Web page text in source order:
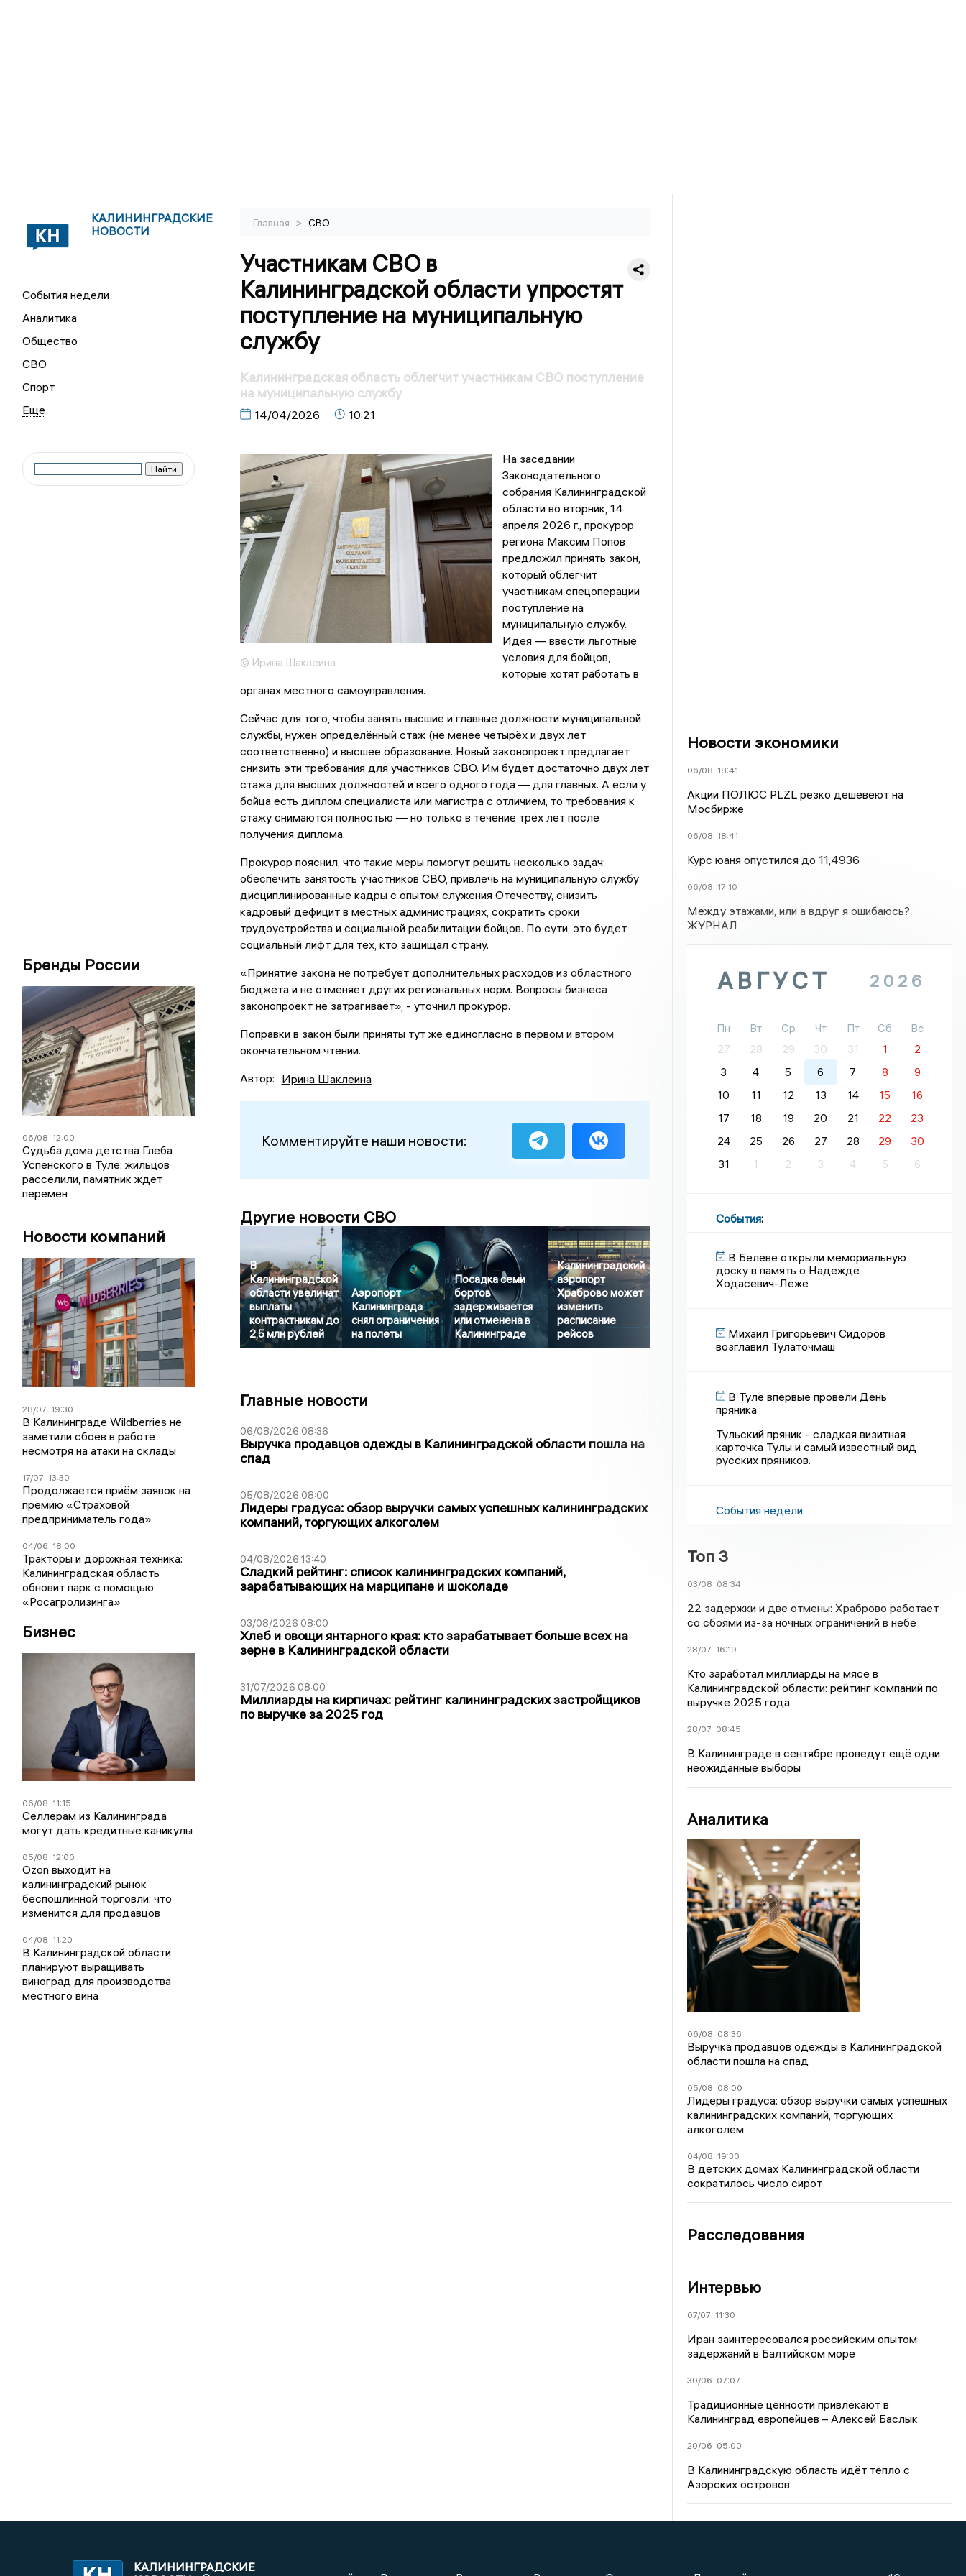
КАЛИНИНГРАДСКИЕ
НОВОСТИ
События недели
Аналитика
Общество
СВО
Спорт
Бренды России
06/08 12:00
Судьба дома детства Глеба
Успенского в Туле: жильцов
расселили, памятник ждет
перемен
Новости компаний
28/07 19:30
В Калининграде Wildberries не
заметили сбоев в работе
несмотря на атаки на склады
17/07 13:30
Продолжается приём заявок на
премию «Страховой
предприниматель года»
04/06 18:00
Тракторы и дорожная техника:
Калининградская область
обновит парк с помощью
«Росагролизинга»
Бизнес
06/08 11:15
Селлерам из Калининграда
могут дать кредитные каникулы
05/08 12:00
Ozon выходит на
калининградский рынок
беспошлинной торговли: что
изменится для продавцов
04/08 11:20
В Калининградской области
планируют выращивать
виноград для производства
местного вина
Главная > СВО
Участникам СВО в
Калининградской области упростят
поступление на муниципальную
службу
Калининградская область облегчит участникам СВО поступление
на муниципальную службу
14/04/2026 10:21
© Ирина Шаклеина
На заседании
Законодательного
собрания Калининградской
области во вторник, 14
апреля 2026 г., прокурор
региона Максим Попов
предложил принять закон,
который облегчит
участникам спецоперации
поступление на
муниципальную службу.
Идея — ввести льготные
условия для бойцов,
которые хотят работать в
органах местного самоуправления.
Сейчас для того, чтобы занять высшие и главные должности муниципальной
службы, нужен определённый стаж (не менее четырёх и двух лет
соответственно) и высшее образование. Новый законопроект предлагает
снизить эти требования для участников СВО. Им будет достаточно двух лет
стажа для высших должностей и всего одного года — для главных. А если у
бойца есть диплом специалиста или магистра с отличием, то требования к
стажу снимаются полностью — но только в течение трёх лет после
получения диплома.
Прокурор пояснил, что такие меры помогут решить несколько задач:
обеспечить занятость участников СВО, привлечь на муниципальную службу
дисциплинированные кадры с опытом служения Отечеству, снизить
кадровый дефицит в местных администрациях, сократить сроки
трудоустройства и социальной реабилитации бойцов. По сути, это будет
социальный лифт для тех, кто защищал страну.
«Принятие закона не потребует дополнительных расходов из областного
бюджета и не отменяет других региональных норм. Вопросы бизнеса
законопроект не затрагивает», - уточнил прокурор.
Поправки в закон были приняты тут же единогласно в первом и втором
окончательном чтении.
Автор: Ирина Шаклеина
Комментируйте наши новости:
Другие новости СВО
В
Калининградской
области увеличат
выплаты
контрактникам до
2,5 млн рублей
Аэропорт
Калининграда
снял ограничения
на полёты
Посадка семи
бортов
задерживается
или отменена в
Калининграде
Калининградский
аэропорт
Храброво может
изменить
расписание
рейсов
Главные новости
06/08/2026 08:36
Выручка продавцов одежды в Калининградской области пошла на
спад
05/08/2026 08:00
Лидеры градуса: обзор выручки самых успешных калининградских
компаний, торгующих алкоголем
04/08/2026 13:40
Сладкий рейтинг: список калининградских компаний,
зарабатывающих на марципане и шоколаде
03/08/2026 08:00
Хлеб и овощи янтарного края: кто зарабатывает больше всех на
зерне в Калининградской области
31/07/2026 08:00
Миллиарды на кирпичах: рейтинг калининградских застройщиков
по выручке за 2025 год
Новости экономики
06/08 18:41
Акции ПОЛЮС PLZL резко дешевеют на
Мосбирже
06/08 18:41
Курс юаня опустился до 11,4936
06/08 17:10
Между этажами, или а вдруг я ошибаюсь?
ЖУРНАЛ
АВГУСТ 2026
Пн Вт Ср Чт Пт Сб
Вс
27
28 29 30 31 1
2
3
4 5 6 7 8
9
10
11 12 13 14 15
16
17
18 19 20 21 22
23
24
25 26 27 28 29
30
31
1 2 3 4 5 6
События:
В Белёве открыли мемориальную
доску в память о Надежде
Ходасевич-Леже
Михаил Григорьевич Сидоров
возглавил Тулаточмаш
В Туле впервые провели День
пряника
Тульский пряник - сладкая визитная
карточка Тулы и самый известный вид
русских пряников.
События недели
Топ 3
03/08 08:34
22 задержки и две отмены: Храброво работает
со сбоями из-за ночных ограничений в небе
28/07 16:19
Кто заработал миллиарды на мясе в
Калининградской области: рейтинг компаний по
выручке 2025 года
28/07 08:45
В Калининграде в сентябре проведут ещё одни
неожиданные выборы
Аналитика
06/08 08:36
Выручка продавцов одежды в Калининградской
области пошла на спад
05/08 08:00
Лидеры градуса: обзор выручки самых успешных
калининградских компаний, торгующих
алкоголем
04/08 19:30
В детских домах Калининградской области
сократилось число сирот
Расследования
Интервью
07/07 11:30
Иран заинтересовался российским опытом
задержаний в Балтийском море
30/06 07:07
Традиционные ценности привлекают в
Калининград европейцев – Алексей Баслык
20/06 05:00
В Калининградскую область идёт тепло с
Азорских островов
КАЛИНИНГРАДСКИЕ